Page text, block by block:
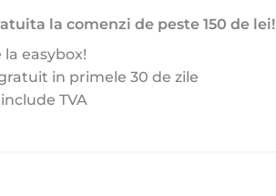
la comenzi de peste 150 de lei!
la easybox!
in primele 30 de zile
TVA